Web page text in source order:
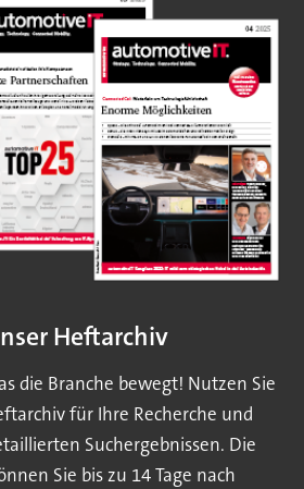
Heftarchiv
die Branche bewegt! Nutzen Sie
für Ihre Recherche und
Suchergebnissen. Die
Sie bis zu 14 Tage nach